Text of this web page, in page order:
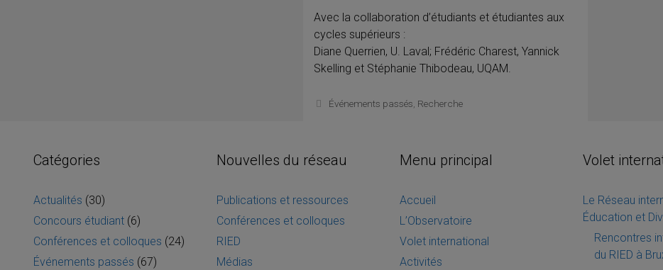
Avec la collaboration d’étudiants et étudiantes aux
cycles supérieurs :
Diane Querrien, U. Laval; Frédéric Charest, Yannick
Skelling et Stéphanie Thibodeau, UQAM.
Catégories
Événements passés Recherche
Catégories
Actualités (30)
Concours étudiant (6)
Conférences et colloques (24)
Événements passés (67)
Nouvelles du réseau
Publications et ressources
Conférences et colloques
RIED
Médias
Menu principal
Accueil
L’Observatoire
Volet international
Activités
Volet
Le Réseau
Éducation et
Rencontres
du RIED à